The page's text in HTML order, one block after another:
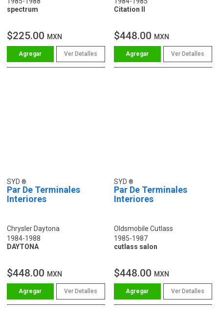
spectrum
$225.00 MXN
Ver Detalles
Citation II
$448.00 MXN
Ver Detalles
SYD
Par De Terminales
Interiores
Chrysler Daytona
1984-1988
DAYTONA
$448.00 MXN
Ver Detalles
SYD
Par De Terminales
Interiores
Oldsmobile Cutlass
1985-1987
cutlass salon
$448.00 MXN
Ver Detalles